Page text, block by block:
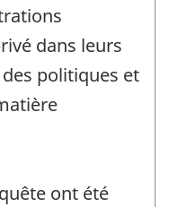
dans leurs
politiques et
ont été